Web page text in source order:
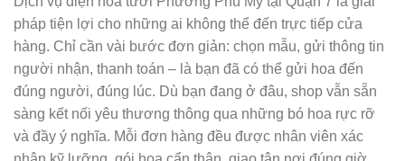
pháp tiện lợi cho những ai không thể đến trực tiếp cửa
hàng. Chỉ cần vài bước đơn giản: chọn mẫu, gửi thông tin
người nhận, thanh toán – là bạn đã có thể gửi hoa đến
đúng người, đúng lúc. Dù bạn đang ở đâu, shop vẫn sẵn
sàng kết nối yêu thương thông qua những bó hoa rực rỡ
và đầy ý nghĩa. Mỗi đơn hàng đều được nhân viên xác